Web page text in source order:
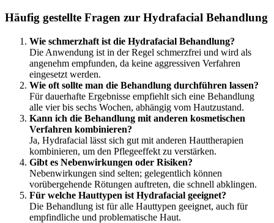
Häufig gestellte Fragen zur Hydrafacial Behandlung
Wie schmerzhaft ist die Hydrafacial Behandlung?
Die Anwendung ist in der Regel schmerzfrei und wird als
angenehm empfunden, da keine aggressiven Verfahren
eingesetzt werden.
Wie oft sollte man die Behandlung durchführen lassen?
Für dauerhafte Ergebnisse empfiehlt sich eine Behandlung
alle vier bis sechs Wochen, abhängig vom Hautzustand.
Kann ich die Behandlung mit anderen kosmetischen
Verfahren kombinieren?
Ja, Hydrafacial lässt sich gut mit anderen Hauttherapien
kombinieren, um den Pflegeeffekt zu verstärken.
Gibt es Nebenwirkungen oder Risiken?
Nebenwirkungen sind selten; gelegentlich können
vorübergehende Rötungen auftreten, die schnell abklingen.
Für welche Hauttypen ist Hydrafacial geeignet?
Die Behandlung ist für alle Hauttypen geeignet, auch für
empfindliche und problematische Haut.